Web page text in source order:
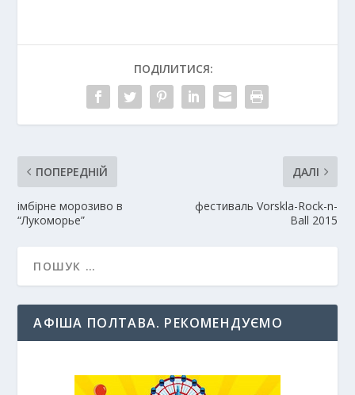
ПОДІЛИТИСЯ:
ПОПЕРЕДНІЙ
імбірне морозиво в
“Лукоморье”
ДАЛІ
фестиваль Vorskla-Rock-n-
Ball 2015
АФІША ПОЛТАВА. РЕКОМЕНДУЄМО